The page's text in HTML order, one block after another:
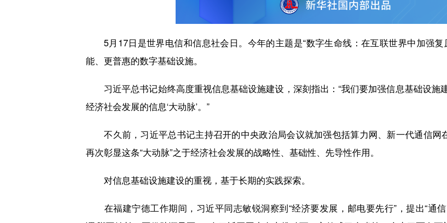
5月17日是世界电信和信息社会日。今年的主题是“数字生命线：在互联世界中加强复
能、更普惠的数字基础设施。
习近平总书记始终高度重视信息基础设施建设，深刻指出：“我们要加强信息基础设施
经济社会发展的信息‘大动脉’。”
不久前，习近平总书记主持召开的中央政治局会议就加强包括算力网、新一代通信网
再次彰显这条“大动脉”之于经济社会发展的战略性、基础性、先导性作用。
对信息基础设施建设的重视，基于长期的实践探索。
在福建宁德工作期间，习近平同志敏锐洞察到“经济要发展，邮电要先行”，提出“通